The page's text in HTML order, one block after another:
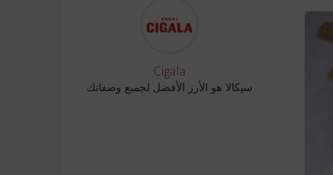
Cigala
سيكالا هو الأرز الأفضل لجميع وصفاتك